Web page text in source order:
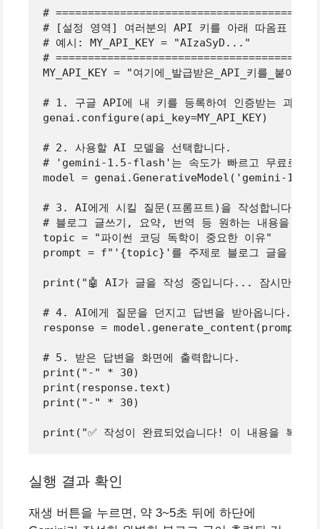
#
# [설정 영역] 여러분의 API 키를 아래 따옴표 안에
# 예시: MY_API_KEY = "AIzaSyD..."
#
MY_API_KEY =
"여기에_발급받은_API_키를_붙여넣
# 1. 구글 API에 내 키를 등록하여 인증받는 과정입
genai.configure(api_key=MY_API_KEY)
# 2. 사용할 AI 모델을 선택합니다.
# 'gemini-1.5-flash'는 속도가 빠르고 무료로 쓰
model = genai.GenerativeModel( 'gemini-1.5-
# 3. AI에게 시킬 질문(프롬프트)을 작성합니다.
# 블로그 글쓰기, 요약, 번역 등 원하는 내용을 적어
topic =
"파이썬 코딩 독학이 중요한 이유"
prompt = f"' {topic} '를 주제로 블로그 글을 작
print( "🤖 AI가 글을 작성 중입니다... 잠시만 기
# 4. AI에게 질문을 던지고 답변을 받아옵니다.
response = model.generate_content(prompt)
# 5. 받은 답변을 화면에 출력합니다.
print( "-" * 30)
print(response.text)
print( "-" * 30)
print( "✅ 작성이 완료되었습니다! 이 내용을 복사
실행 결과 확인
재생 버튼을 누르면, 약 3~5초 뒤에 하단에